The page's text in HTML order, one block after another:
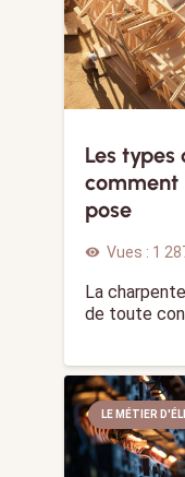
Les
comment
pose
visibility Vues : 1
La
de toute
LE MÉTIER